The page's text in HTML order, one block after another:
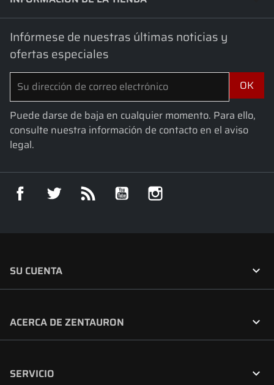
Infórmese de nuestras últimas noticias y
ofertas especiales
Puede darse de baja en cualquier momento. Para ello,
consulte nuestra información de contacto en el aviso
legal.
Facebook Twitter YouTube
SU CUENTA 
ACERCA DE ZENTAURON 
SERVICIO 